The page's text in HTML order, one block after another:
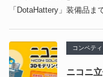
「DotaHattery」装備品ま
コンペテ
ニコニ